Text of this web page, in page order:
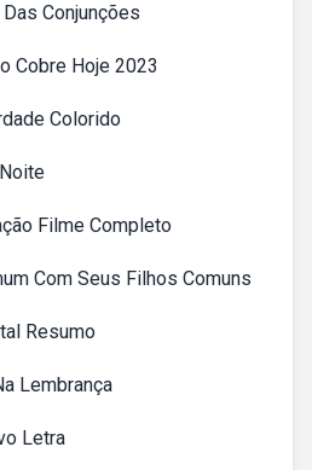
Conjunções
Cobre Hoje 2023
Colorido
Filme Completo
Com Seus Filhos Comuns
Resumo
Lembrança
Letra